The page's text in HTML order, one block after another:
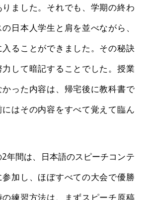
ました。それでも、学期の終わ
日本人学生と肩を並べながら、
ることができました。その秘訣
して暗記することでした。授業
った内容は、帰宅後に教科書で
はその内容をすべて覚えて臨ん
年間は、日本語のスピーチコンテ
加し、ほぼすべての大会で優勝
の練習方法は、まずスピーチ原稿